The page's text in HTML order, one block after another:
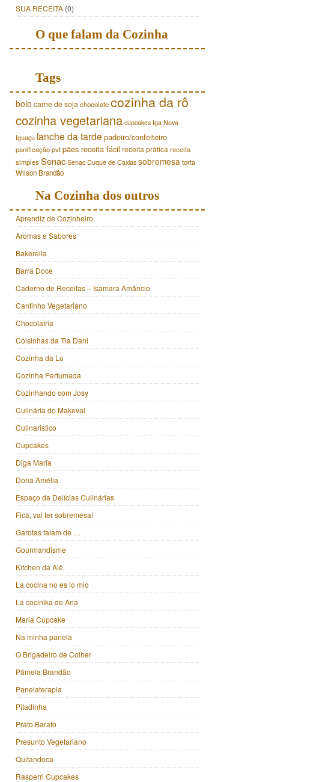
SUA RECEITA (0)
O que falam da Cozinha
Tags
bolo carne de soja chocolatecozinha da rô
cozinha vegetariana cupcakes Iga Nova
Iguaçu lanche da tarde padeiro/confeiteiro
panificaçãopvtpães receita fácil receita prática receita
simplesSenac Senac Duque de Caxias sobremesatorta
Wilson Brandão
Na Cozinha dos outros
Aprendiz de Cozinheiro
Aromas e Sabores
Bakerella
Barra Doce
Caderno de Receitas – Isamara Amâncio
Cantinho Vegetariano
Chocolatria
Coisinhas da Tia Dani
Cozinha da Lu
Cozinha Perfumada
Cozinhando com Josy
Culinária do Makeval
Culinaristico
Cupcakes
Diga Maria
Dona Amélia
Espaço da Delícias Culinárias
Fica, vai ter sobremesa!
Garotas falam de …
Gourmandisme
Kitchen da Alê
La cocina no es lo mio
La cocinika de Ana
Maria Cupcake
Na minha panela
O Brigadeiro de Colher
Pâmela Brandão
Panelaterapia
Pitadinha
Prato Barato
Presunto Vegetariano
Quitandoca
Rasperri Cupcakes